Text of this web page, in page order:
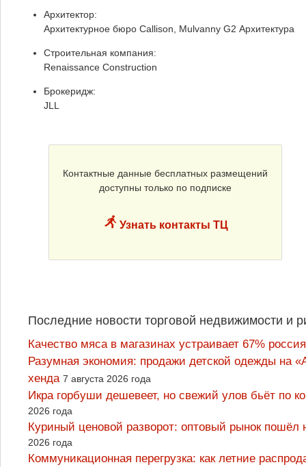
Архитектор:
Архитектурное бюро Callison, Mulvanny G2 Архитектура
Строительная компания:
Renaissance Construction
Брокеридж:
JLL
Контактные данные бесплатных размещений
доступны только по подписке
Узнать контакты ТЦ
Последние новости торговой недвижимости и
Качество мяса в магазинах устраивает 67%
Разумная экономия: продажи детской одежды на
хенда 7 августа 2026 года
Икра горбуши дешевеет, но свежий улов бьёт по
2026 года
Куриный ценовой разворот: оптовый рынок
2026 года
Коммуникационная перегрузка: как летние